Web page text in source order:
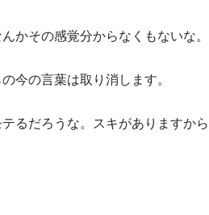
かその感覚分からなくもないな。
今の言葉は取り消します。
るだろうな。スキがありますから